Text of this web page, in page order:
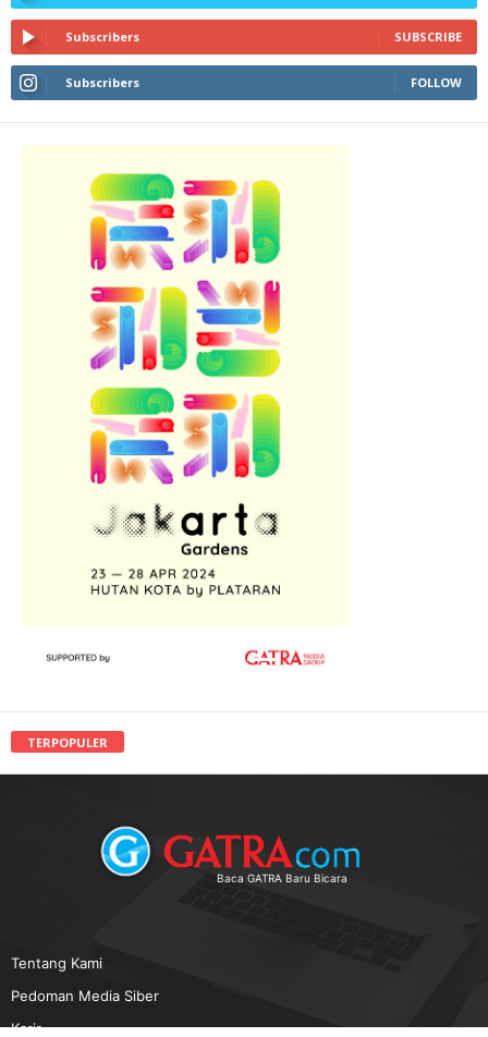
Subscribers SUBSCRIBE
Subscribers FOLLOW
TERPOPULER
Baca GATRA Baru Bicara
Tentang Kami
Pedoman Media Siber
Karir